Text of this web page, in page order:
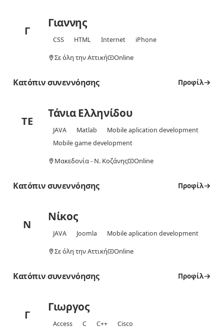
Γ
Γιαννης
CSS HTML Internet iPhone
Σε όλη την Αττική Online
Κατόπιν συνεννόησης Προφίλ
ΤΕ
Τάνια Ελληνίδου
JAVA Matlab
Mobile aplication development
Mobile game development
Μακεδονία - Ν. Κοζάνης Online
Κατόπιν συνεννόησης Προφίλ
Ν
Νίκος
JAVA Joomla Mobile aplication development
Σε όλη την Αττική Online
Κατόπιν συνεννόησης Προφίλ
Γ
Γιωργος
Access C C++ Cisco